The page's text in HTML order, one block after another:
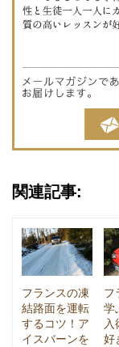
関連記事:
フランスの凍
結路面を運転
するコツ！ア
イスバーンを
フ
学
好